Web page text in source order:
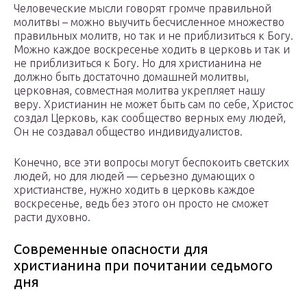
Человеческие мысли говорят громче правильной
молитвы – можно выучить бесчисленное множество
правильных молитв, но так и не приблизиться к Богу.
Можно каждое воскресенье ходить в церковь и так и
не приблизиться к Богу. Но для христианина не
должно быть достаточно домашней молитвы,
церковная, совместная молитва укрепляет нашу
веру. Христианин не может быть сам по себе, Христос
создал Церковь, как сообщество верных ему людей,
Он не создавал общество индивидуалистов.
Конечно, все эти вопросы могут беспокоить светских
людей, но для людей — серьезно думающих о
христианстве, нужно ходить в церковь каждое
воскресенье, ведь без этого он просто не сможет
расти духовно.
Современные опасности для
христианина при почитании седьмого
дня